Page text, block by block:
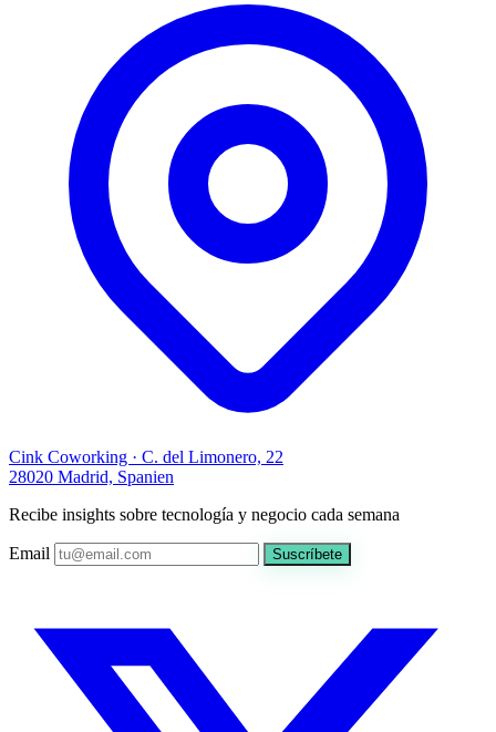
Cink Coworking · C. del Limonero, 22
28020 Madrid, Spanien
Recibe insights sobre tecnología y negocio cada semana
Email Suscríbete